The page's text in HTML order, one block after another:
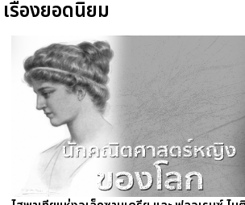
เรื่องยอดนิยม